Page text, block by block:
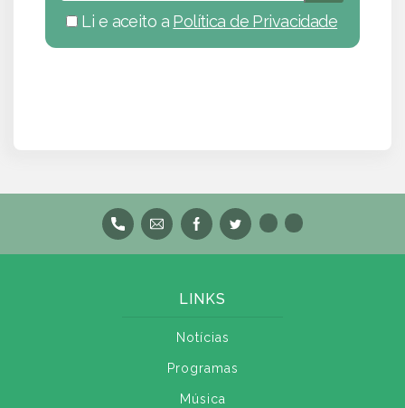
Li e aceito a Política de Privacidade
LINKS
Notícias
Programas
Música